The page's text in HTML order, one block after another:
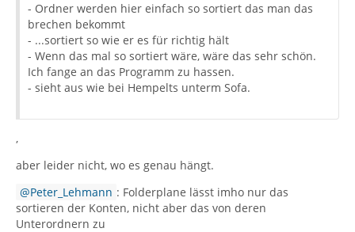
- Ordner werden hier einfach so sortiert das man das
brechen bekommt
- ...sortiert so wie er es für richtig hält
- Wenn das mal so sortiert wäre, wäre das sehr schön.
Ich fange an das Programm zu hassen.
- sieht aus wie bei Hempelts unterm Sofa.
,
aber leider nicht, wo es genau hängt.
Peter_Lehmann : Folderplane lässt imho nur das
sortieren der Konten, nicht aber das von deren
Unterordnern zu